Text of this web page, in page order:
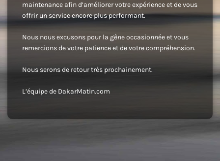
maintenance afin d’améliorer votre expérience et de vous
offrir un service encore plus performant.
Nous nous excusons pour la gêne occasionnée et vous
remercions de votre patience et de votre compréhension.
Nous serons de retour très prochainement.
L’équipe de DakarMatin.com